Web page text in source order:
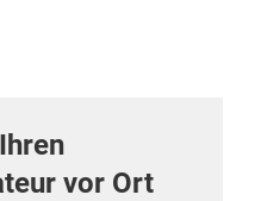
vor Ort